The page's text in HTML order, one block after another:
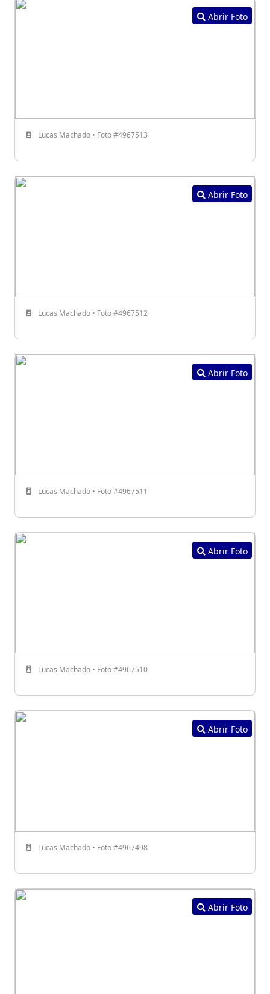
Abrir Foto
Lucas Machado • Foto #4967513
Abrir Foto
Lucas Machado • Foto #4967512
Abrir Foto
Lucas Machado • Foto #4967511
Abrir Foto
Lucas Machado • Foto #4967510
Abrir Foto
Lucas Machado • Foto #4967498
Abrir Foto